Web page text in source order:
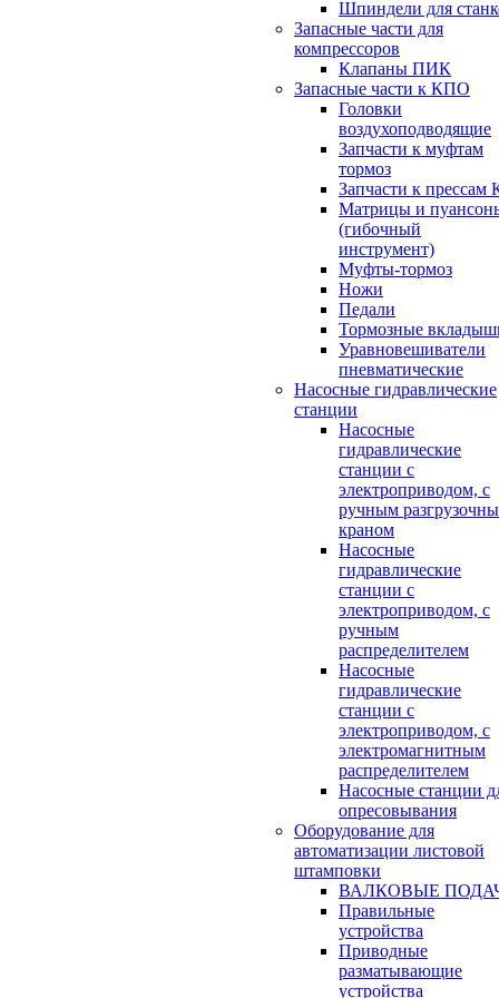
Шпиндели для
Запасные части для
компрессоров
Клапаны ПИК
Запасные части к КПО
Головки
воздухоподводящие
Запчасти к муфтам
тормоз
Запчасти к прессам
Матрицы и
(гибочный
инструмент)
Муфты-тормоз
Ножи
Педали
Тормозные
Уравновешиватели
пневматические
Насосные гидравлические
станции
Насосные
гидравлические
станции с
электроприводом, с
ручным
краном
Насосные
гидравлические
станции с
электроприводом, с
ручным
распределителем
Насосные
гидравлические
станции с
электроприводом, с
электромагнитным
распределителем
Насосные станции
опресовывания
Оборудование для
автоматизации листовой
штамповки
ВАЛКОВЫЕ
Правильные
устройства
Приводные
разматывающие
устройства